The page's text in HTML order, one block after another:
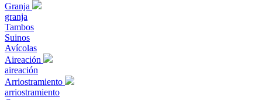
Granja
granja
Tambos
Suinos
Avícolas
Aireación
aireación
Arriostramiento
arriostramiento